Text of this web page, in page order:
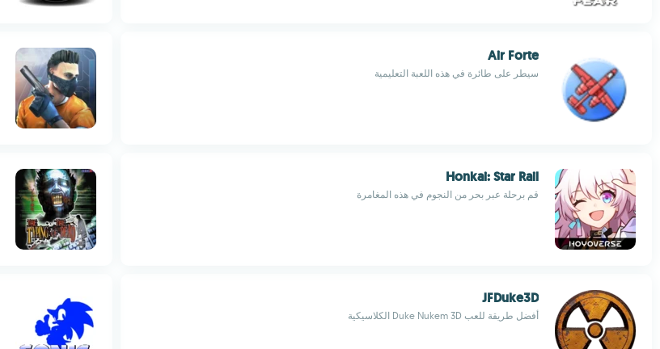
Air Forte
سيطر على طائرة في هذه اللعبة التعليمية
Honkai: Star Rail
قم برحلة عبر بحر من النجوم في هذه المغامرة
JFDuke3D
أفضل طريقة للعب Duke Nukem 3D الكلاسيكية